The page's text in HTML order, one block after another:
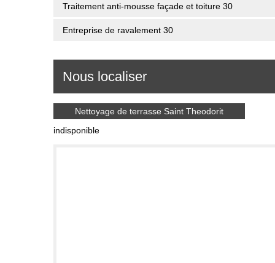
Traitement anti-mousse façade et toiture 30
Entreprise de ravalement 30
Nous localiser
Nettoyage de terrasse Saint Theodorit
indisponible